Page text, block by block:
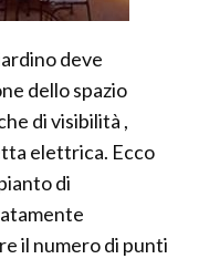
deve
dello spazio
di visibilità ,
elettrica. Ecco
di
il numero di punti